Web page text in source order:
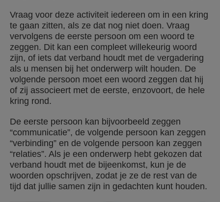
Vraag voor deze activiteit iedereen om in een kring
te gaan zitten, als ze dat nog niet doen. Vraag
vervolgens de eerste persoon om een woord te
zeggen. Dit kan een compleet willekeurig woord
zijn, of iets dat verband houdt met de vergadering
als u mensen bij het onderwerp wilt houden. De
volgende persoon moet een woord zeggen dat hij
of zij associeert met de eerste, enzovoort, de hele
kring rond.
De eerste persoon kan bijvoorbeeld zeggen
“communicatie”, de volgende persoon kan zeggen
“verbinding” en de volgende persoon kan zeggen
“relaties”. Als je een onderwerp hebt gekozen dat
verband houdt met de bijeenkomst, kun je de
woorden opschrijven, zodat je ze de rest van de
tijd dat jullie samen zijn in gedachten kunt houden.